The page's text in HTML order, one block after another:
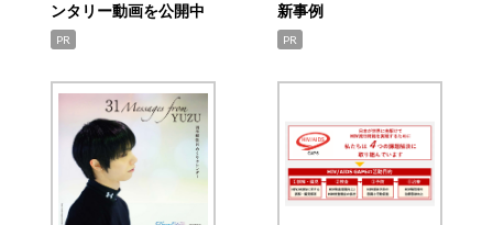
ンタリー動画を公開中
PR
新事例
PR